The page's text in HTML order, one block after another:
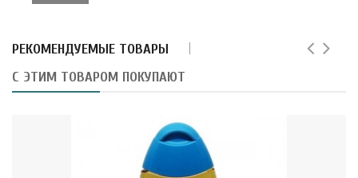
РЕКОМЕНДУЕМЫЕ ТОВАРЫ
С ЭТИМ ТОВАРОМ ПОКУПАЮТ